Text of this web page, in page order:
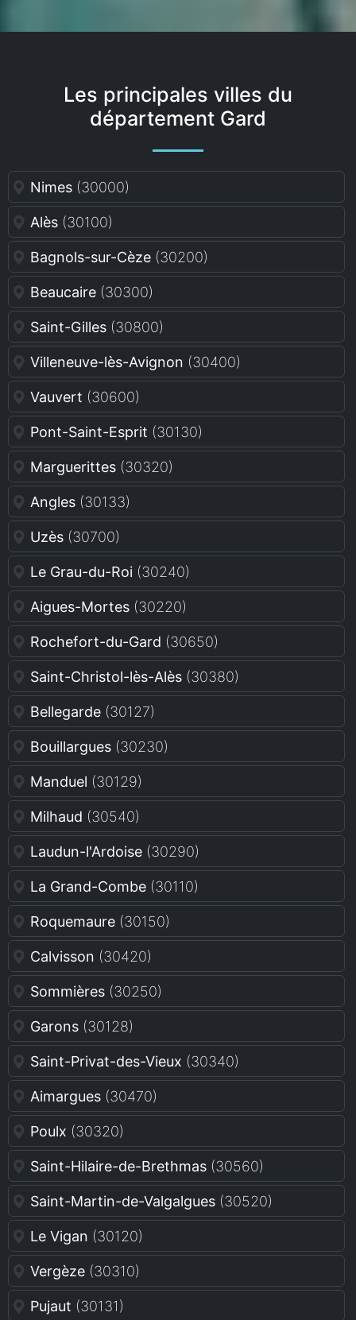
Les principales villes du
département Gard
Nimes (30000)
Alès (30100)
Bagnols-sur-Cèze (30200)
Beaucaire (30300)
Saint-Gilles (30800)
Villeneuve-lès-Avignon (30400)
Vauvert (30600)
Pont-Saint-Esprit (30130)
Marguerittes (30320)
Angles (30133)
Uzès (30700)
Le Grau-du-Roi (30240)
Aigues-Mortes (30220)
Rochefort-du-Gard (30650)
Saint-Christol-lès-Alès (30380)
Bellegarde (30127)
Bouillargues (30230)
Manduel (30129)
Milhaud (30540)
Laudun-l'Ardoise (30290)
La Grand-Combe (30110)
Roquemaure (30150)
Calvisson (30420)
Sommières (30250)
Garons (30128)
Saint-Privat-des-Vieux (30340)
Aimargues (30470)
Poulx (30320)
Saint-Hilaire-de-Brethmas (30560)
Saint-Martin-de-Valgalgues (30520)
Le Vigan (30120)
Vergèze (30310)
Pujaut (30131)